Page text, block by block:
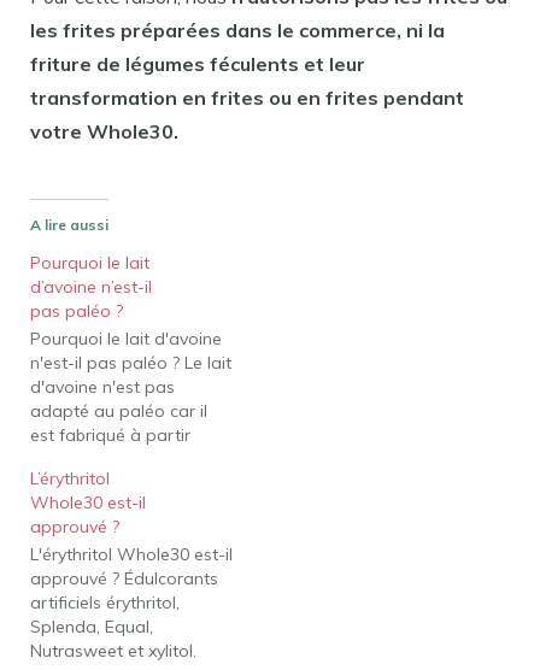
les frites préparées dans le commerce, ni la
friture de légumes féculents et leur
transformation en frites ou en frites pendant
votre Whole30.
A lire aussi
Pourquoi le lait
d’avoine n’est-il
pas paléo ?
Pourquoi le lait d'avoine
n'est-il pas paléo ? Le lait
d'avoine n'est pas
adapté au paléo car il
est fabriqué à partir
Les céréales ne sont pas
considérées comme
faisant partie du régime
paléo, car elles
contiennent du gluten, de
la lectine et des phytates,
des…
L’érythritol
Whole30 est-il
approuvé ?
L'érythritol Whole30 est-il
approuvé ? Édulcorants
artificiels érythritol,
Splenda, Equal,
Nutrasweet et xylitol.